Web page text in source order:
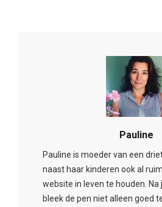
Pauline
Pauline is moeder van een
naast haar kinderen ook al
website in leven te houden. Na
bleek de pen niet alleen goed